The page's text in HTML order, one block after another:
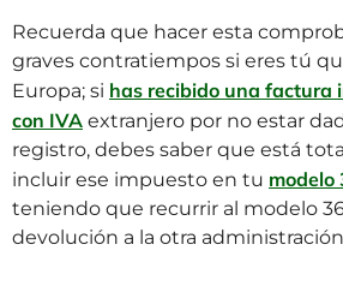
Recuerda que hacer esta
graves contratiempos si eres tú
Europa; si has recibido una factura
con IVA extranjero por no estar
registro, debes saber que está
incluir ese impuesto en tu modelo
teniendo que recurrir al modelo
devolución a la otra